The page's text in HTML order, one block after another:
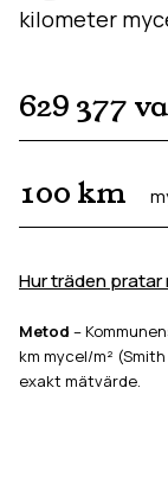
kilometer
629 377
100 km
Hur träden
Metod –
km mycel/m²
exakt mätvärde.